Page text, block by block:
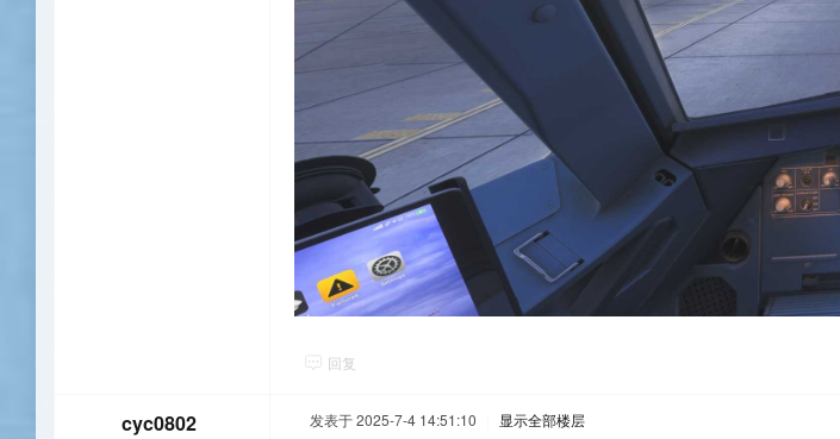
回复
cyc0802 发表于 2025-7-4 14:51:10 显示全部楼层